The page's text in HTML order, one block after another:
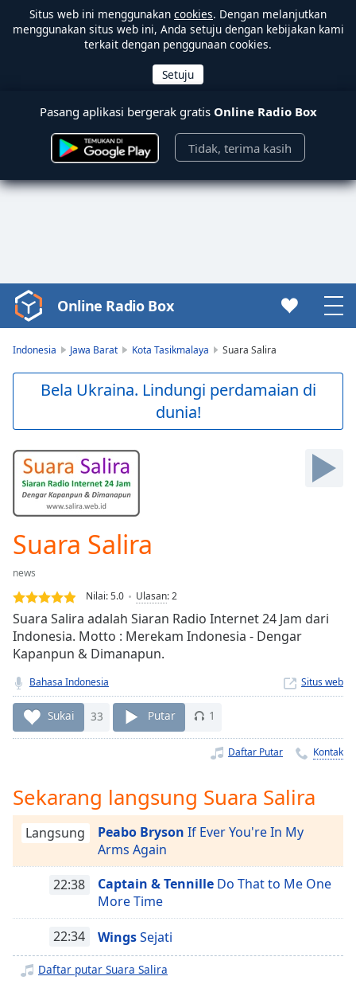
Situs web ini menggunakan cookies. Dengan melanjutkan
menggunakan situs web ini, Anda setuju dengan kebijakan kami
terkait dengan penggunaan cookies.
Pasang aplikasi bergerak gratis Online Radio Box
Tidak, terima kasih
Video
Player
Skip
Skip
Forward
Mute
Current
Loaded
0.00%
Stream
TypeLIVE
Seek to
live,
currently
behind
liveLIVE
Remaining
Time-
Playback
Rate
Chapters
descriptions
off,
selected
Online Radio Box
Indonesia Jawa Barat Kota Tasikmalaya Suara Salira
Bela Ukraina. Lindungi perdamaian di
dunia!
Suara Salira
news
Nilai:5.0 Ulasan:2
Suara Salira adalah Siaran Radio Internet 24 Jam dari
Indonesia. Motto : Merekam Indonesia - Dengar
Kapanpun & Dimanapun.
Bahasa Indonesia Situs web
Sukai 33 Putar 1
Daftar Putar Kontak
Sekarang langsung Suara Salira
Langsung Peabo Bryson If Ever You're In My
Arms Again
22:38 Captain & Tennille Do That to Me One
More Time
22:34 WingsSejati
Daftar putar Suara Salira